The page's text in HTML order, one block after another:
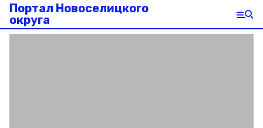
Портал Новоселицкого
округа